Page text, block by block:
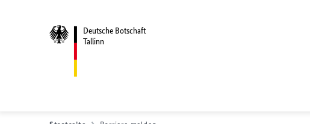
Deutsche Botschaft
Tallinn